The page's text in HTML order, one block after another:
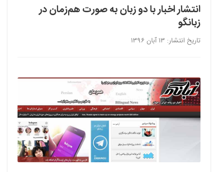
انتشار اخبار با دو زبان به صورت هم‌زمان در
زبانگو
تاریخ انتشار: ۱۳ آبان ۱۳۹۶